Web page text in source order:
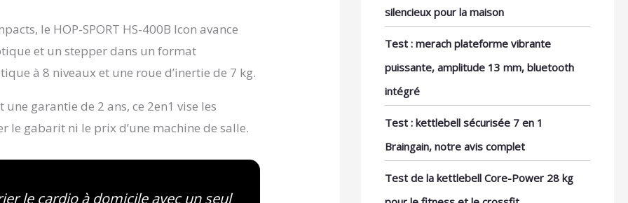
le HOP-SPORT HS-400B Icon avance
et un stepper dans un format
à 8 niveaux et une roue d’inertie de 7 kg.
garantie de 2 ans, ce 2en1 vise les
le gabarit ni le prix d’une machine de salle.
le cardio à domicile avec un seul
silencieux pour la maison
Test : merach plateforme vibrante
puissante, amplitude 13 mm, bluetooth
intégré
Test : kettlebell sécurisée 7 en 1
Braingain, notre avis complet
Test de la kettlebell Core-Power 28 kg